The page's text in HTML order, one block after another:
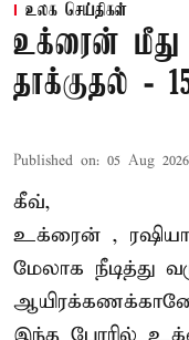
உலக செய்திகள்
உக்ரைன் மீது
தாக்குதல் -
Published on: 05 Aug
கீவ்,
உக்ரைன் ,
மேலாக நீடித்து